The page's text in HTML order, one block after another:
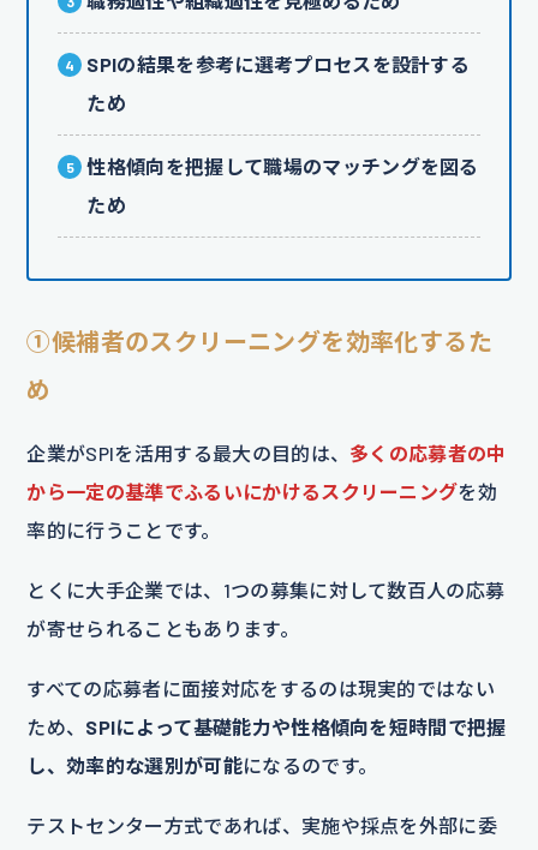
SPIの結果を参考に選考プロセスを設計する
ため
性格傾向を把握して職場のマッチングを図る
ため
①候補者のスクリーニングを効率化するた
め
企業がSPIを活用する最大の目的は、 多くの応募者の中
から一定の基準でふるいにかけるスクリーニングを効
率的に行うことです。
とくに大手企業では、1つの募集に対して数百人の応募
が寄せられることもあります。
すべての応募者に面接対応をするのは現実的ではない
ため、 SPIによって基礎能力や性格傾向を短時間で把握
し、効率的な選別が可能になるのです。
テストセンター方式であれば、実施や採点を外部に委